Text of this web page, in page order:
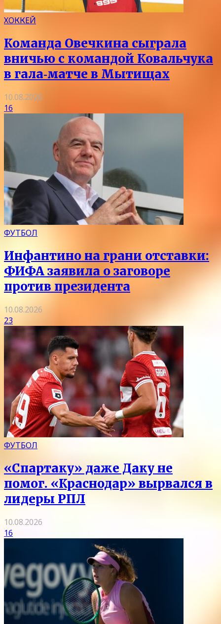
ХОККЕЙ
Команда Овечкина сыграла
вничью с командой Ковальчука
в гала‑матче в Мытищах
10.08.2026
16
ФУТБОЛ
Инфантино на грани отставки:
ФИФА заявила о заговоре
против президента
10.08.2026
23
ФУТБОЛ
«Спартаку» даже Даку не
помог. «Краснодар» вырвался в
лидеры РПЛ
10.08.2026
16